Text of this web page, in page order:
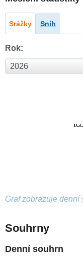
Srážky Sníh
Rok:
Graf zobrazuje denní
Souhrny
Denní souhrn